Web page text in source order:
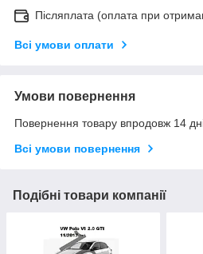
Післяплата (оплата при
Всі умови оплати
Умови повернення
Повернення товару впродовж 14
Всі умови повернення
Подібні товари компанії